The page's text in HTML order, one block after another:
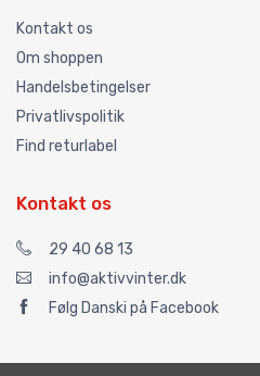
Kontakt os
Om shoppen
Handelsbetingelser
Privatlivspolitik
Find returlabel
Kontakt os
29 40 68 13
info@aktivvinter.dk
Følg Danski på Facebook